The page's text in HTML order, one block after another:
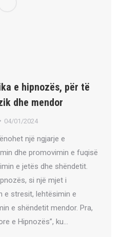
e hipnozës, për të
dhe mendor
04/01/2024
një ngjarje e
dhe promovimin e fuqisë
e jetës dhe shëndetit.
si një mjet i
e stresit, lehtësimin e
e shëndetit mendor. Pra,
e Hipnozës”, ku…